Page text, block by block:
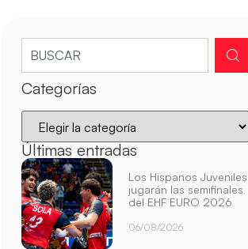
Categorías
Últimas entradas
Los Hispanos Juveniles
jugarán las semifinales
del EHF EURO 2026
06/08/2026